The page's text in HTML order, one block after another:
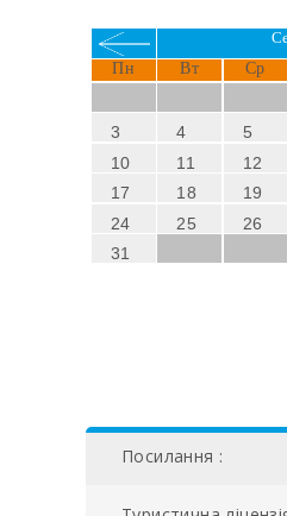
Пн Вт Ср
3
4 5
10
11 12
17
18 19
24
25 26
31
Посилання :